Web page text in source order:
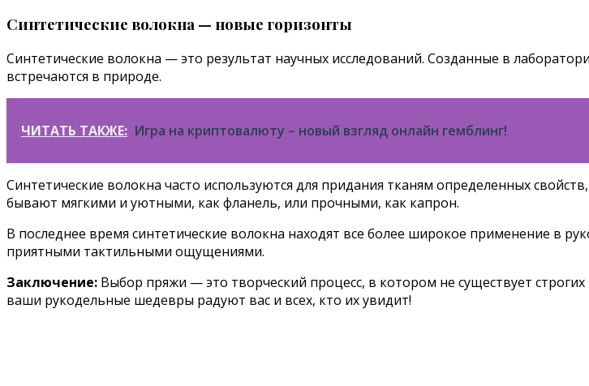
Синтетические волокна — новые горизонты
Синтетические волокна — это результат научных исследований. Созданные в
встречаются в природе.
ЧИТАТЬ ТАКЖЕ: Игра на криптовалюту – новый взгляд онлайн гемблинг!
Синтетические волокна часто используются для придания тканям определенных
бывают мягкими и уютными, как фланель, или прочными, как капрон.
В последнее время синтетические волокна находят все более широкое применение в
приятными тактильными ощущениями.
Заключение: Выбор пряжи — это творческий процесс, в котором не существует
ваши рукодельные шедевры радуют вас и всех, кто их увидит!